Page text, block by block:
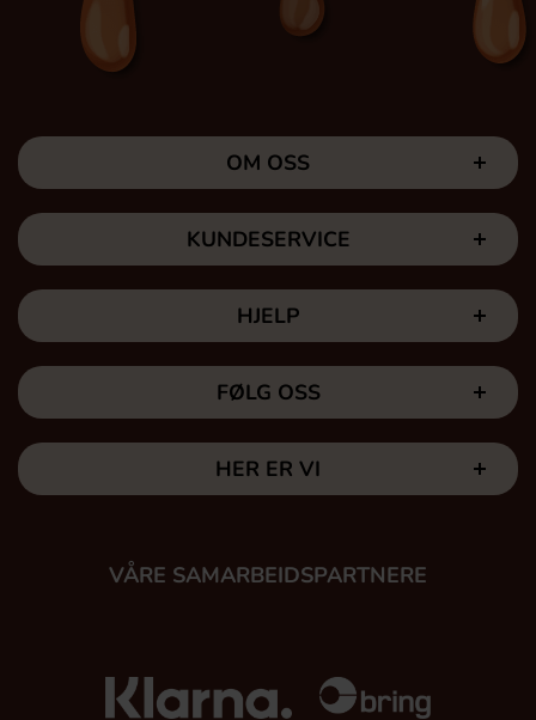
OM OSS
KUNDESERVICE
HJELP
FØLG OSS
HER ER VI
VÅRE SAMARBEIDSPARTNERE